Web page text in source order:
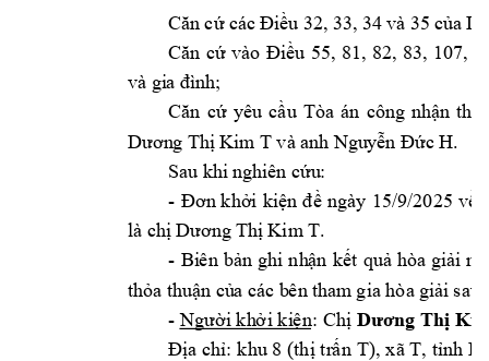
Căn cứ các Điều 32, 33, 34 và 35 của L
Căn cứ vào Điều 55, 81, 82, 83, 107,
và gia đình;
Căn cứ yêu cầu Tòa án công nhận
Dương Thị Kim T và anh Nguyễn Đức H.
Sau khi nghiên cứu:
- Đơn khởi kiện đề ngày 15/9/2025 về
là chị Dương Thị Kim T.
- Biên bản ghi nhận kết quả hòa giải
thỏa thuận của các bên tham gia hòa giải sau
- Người khởi kiện: Chị Dương Thị
Địa chỉ: khu 8 (thị trấn T), xã T, tỉnh P